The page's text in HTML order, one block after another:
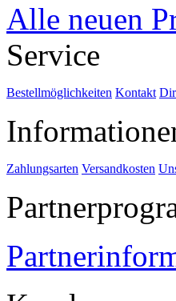
Alle neuen
Service
Bestellmöglichkeiten Kontakt
Zahlungsarten Versandkosten